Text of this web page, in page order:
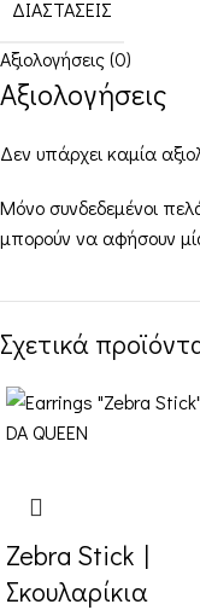
ΔΙΑΣΤΆΣΕΙΣ
Αξιολογήσεις (0)
Αξιολογήσεις
Δεν υπάρχει καμία
Μόνο συνδεδεμένοι
μπορούν να αφήσουν
Σχετικά
Zebra Stick |
Σκουλαρίκια